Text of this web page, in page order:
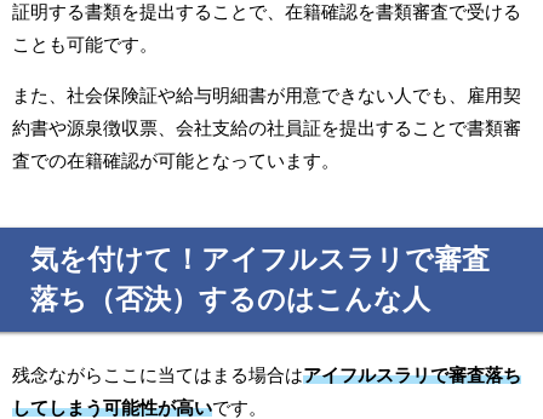
証明する書類を提出することで、在籍確認を書類審査で受ける
ことも可能です。
また、社会保険証や給与明細書が用意できない人でも、雇用契
約書や源泉徴収票、会社支給の社員証を提出することで書類審
査での在籍確認が可能となっています。
気を付けて！アイフルスラリで審査
落ち（否決）するのはこんな人
残念ながらここに当てはまる場合はアイフルスラリで審査落ち
してしまう可能性が高いです。